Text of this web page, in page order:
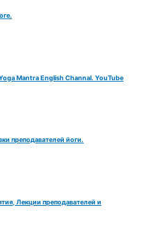
Mantra English Channal. YouTube
преподавателей йоги.
Лекции преподавателей и